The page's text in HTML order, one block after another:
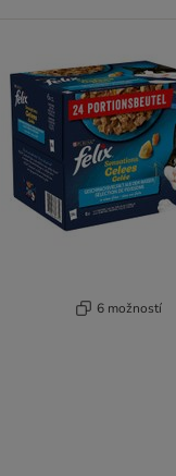
6 možností